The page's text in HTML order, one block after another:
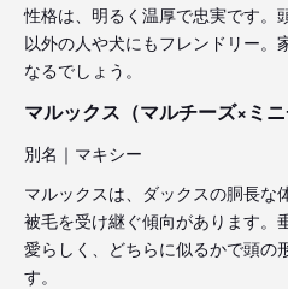
性格は、明るく温厚で忠実です。
以外の人や犬にもフレンドリー。
なるでしょう。
マルックス（マルチーズ×ミニ
別名｜マキシー
マルックスは、ダックスの胴長な
被毛を受け継ぐ傾向があります。
愛らしく、どちらに似るかで頭の
す。